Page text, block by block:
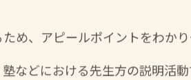
め、アピールポイントをわか
などにおける先生方の説明活